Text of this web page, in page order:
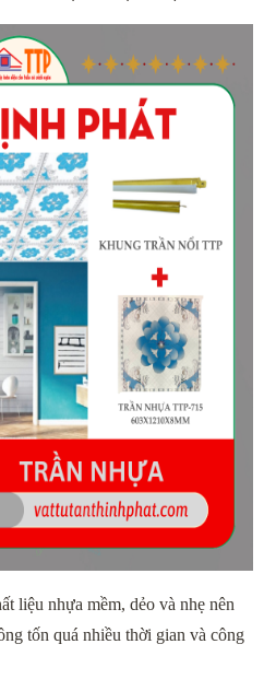
liệu nhựa mềm, dẻo và nhẹ nên
tốn quá nhiều thời gian và công